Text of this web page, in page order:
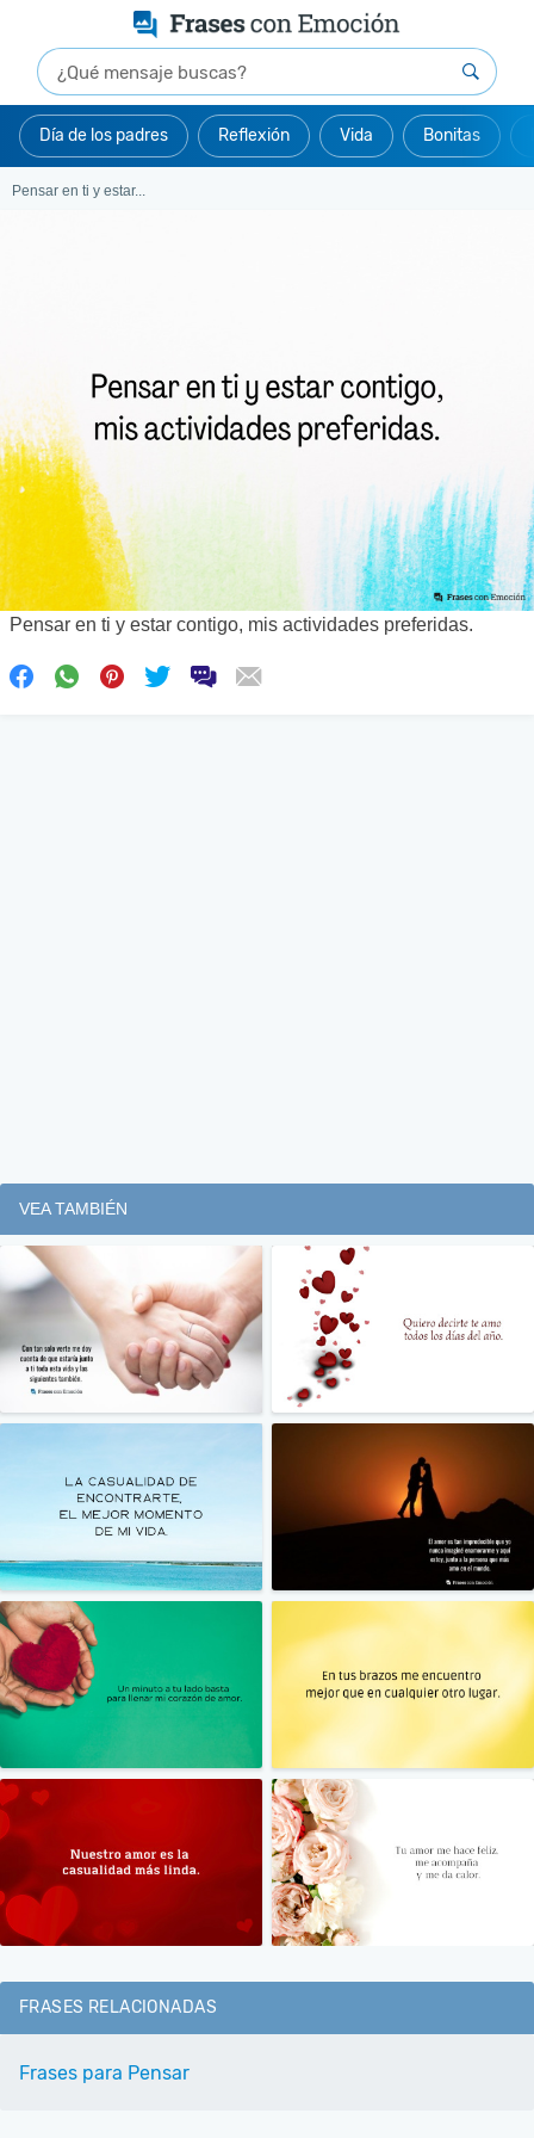
Día de los padres Reflexión Vida Bonitas
Pensar en ti y estar...
Pensar en ti y estar contigo, mis actividades preferidas.
VEA TAMBIÉN
FRASES RELACIONADAS
Frases para Pensar